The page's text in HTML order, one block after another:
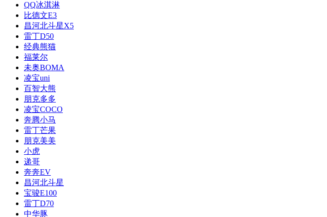
QQ冰淇淋
比德文E3
昌河北斗星X5
雷丁D50
经典熊猫
福莱尔
未奥BOMA
凌宝uni
百智大熊
朋克多多
凌宝COCO
奔腾小马
雷丁芒果
朋克美美
小虎
递哥
奔奔EV
昌河北斗星
宝骏E100
雷丁D70
中华豚